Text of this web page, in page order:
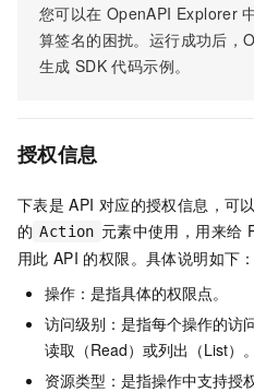
您可以在 OpenAPI Explorer
算签名的困扰。运行成功后，
生成 SDK 代码示例。
授权信息
下表是 API 对应的授权信息，可
的 Action 元素中使用，用来给
用此 API 的权限。具体说明如下：
操作：是指具体的权限点。
访问级别：是指每个操作的访
读取（Read）或列出（List）。
资源类型：是指操作中支持授